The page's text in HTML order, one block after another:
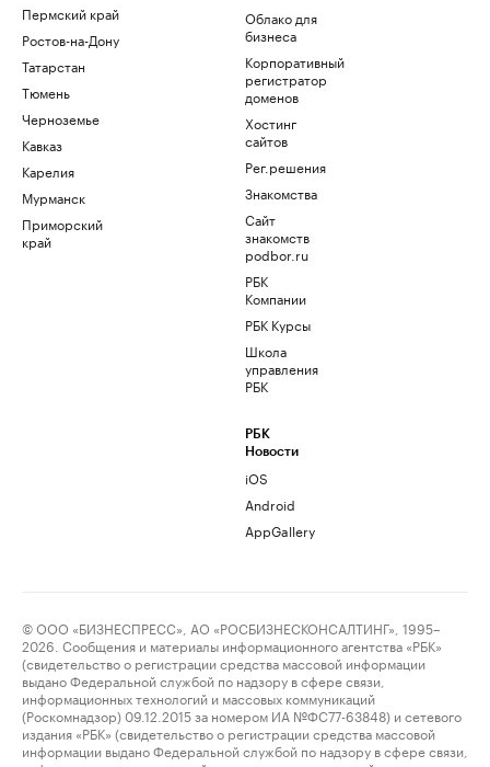
Пермский край
Ростов-на-Дону
Татарстан
Тюмень
Черноземье
Кавказ
Карелия
Мурманск
Приморский
край
Облако для
бизнеса
Корпоративный
регистратор
доменов
Хостинг
сайтов
Рег.решения
Знакомства
Сайт
знакомств
podbor.ru
РБК
Компании
РБК Курсы
Школа
управления
РБК
РБК
Новости
iOS
Android
AppGallery
© ООО «БИЗНЕСПРЕСС», АО «РОСБИЗНЕСКОНСАЛТИНГ», 1995–
2026. Сообщения и материалы информационного агентства «РБК»
(свидетельство о регистрации средства массовой информации
выдано Федеральной службой по надзору в сфере связи,
информационных технологий и массовых коммуникаций
(Роскомнадзор) 09.12.2015 за номером ИА №ФС77-63848) и сетевого
издания «РБК» (свидетельство о регистрации средства массовой
информации выдано Федеральной службой по надзору в сфере связи,